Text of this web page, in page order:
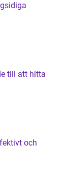
till att hitta
och